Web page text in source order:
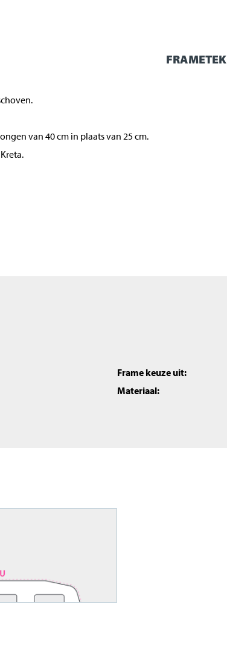
van 40 cm in plaats van 25 cm.
Frame keuze uit:
Materiaal: